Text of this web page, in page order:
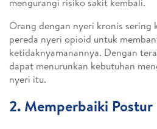
Orang dengan nyeri kronis sering
pereda nyeri opioid untuk
ketidaknyamanannya. Dengan
dapat menurunkan kebutuhan
nyeri itu.
2. Memperbaiki Postur